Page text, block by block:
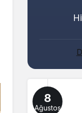
8
Ağustos